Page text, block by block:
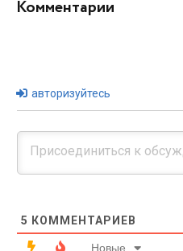
Комментарии
авторизуйтесь
5 КОММЕНТАРИЕВ
Новые